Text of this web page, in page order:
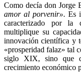
Como decía don Jorge
amor al porvenir». Es
caracterizado por la
multiplique su
innovación científica y
«prosperidad falaz» tal
siglo XIX, sino que
crecimiento económico